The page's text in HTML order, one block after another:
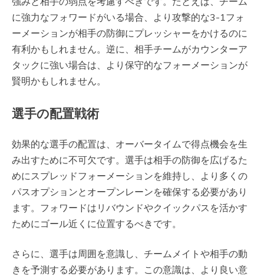
に強力なフォワードがいる場合、より攻撃的な3-1フォ
ーメーションが相手の防御にプレッシャーをかけるのに
有利かもしれません。逆に、相手チームがカウンターア
タックに強い場合は、より保守的なフォーメーションが
賢明かもしれません。
選手の配置戦術
効果的な選手の配置は、オーバータイムで得点機会を生
み出すために不可欠です。選手は相手の防御を広げるた
めにスプレッドフォーメーションを維持し、より多くの
パスオプションとオープンレーンを確保する必要があり
ます。フォワードはリバウンドやクイックパスを活かす
ためにゴール近くに位置するべきです。
さらに、選手は周囲を意識し、チームメイトや相手の動
きを予測する必要があります。この意識は、より良い意